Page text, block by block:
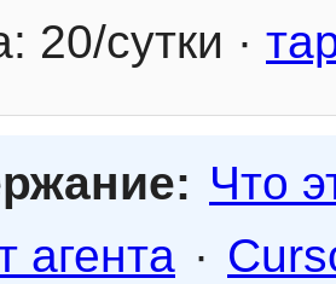
20/сутки ·
Что
агента ·